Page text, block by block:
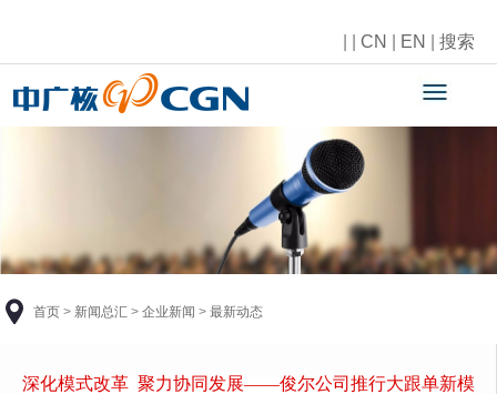
CN EN 搜索
首页 > 新闻总汇 > 企业新闻 > 最新动态
深化模式改革 聚力协同发展——俊尔公司推行大跟单新模